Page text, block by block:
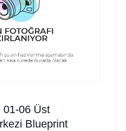
01-06 Üst
Blueprint